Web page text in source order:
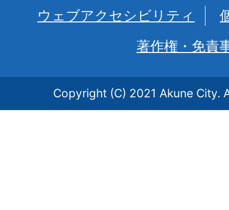
ウェブアクセシビリティ
著作権・免責
Copyright (C) 2021 Akune City.